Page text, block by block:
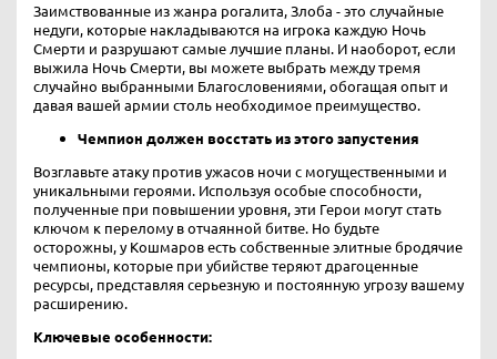
Заимствованные из жанра рогалита, Злоба - это случайные
недуги, которые накладываются на игрока каждую Ночь
Смерти и разрушают самые лучшие планы. И наоборот, если
выжила Ночь Смерти, вы можете выбрать между тремя
случайно выбранными Благословениями, обогащая опыт и
давая вашей армии столь необходимое преимущество.
Чемпион должен восстать из этого запустения
Возглавьте атаку против ужасов ночи с могущественными и
уникальными героями. Используя особые способности,
полученные при повышении уровня, эти Герои могут стать
ключом к перелому в отчаянной битве. Но будьте
осторожны, у Кошмаров есть собственные элитные бродячие
чемпионы, которые при убийстве теряют драгоценные
ресурсы, представляя серьезную и постоянную угрозу вашему
расширению.
Ключевые особенности: